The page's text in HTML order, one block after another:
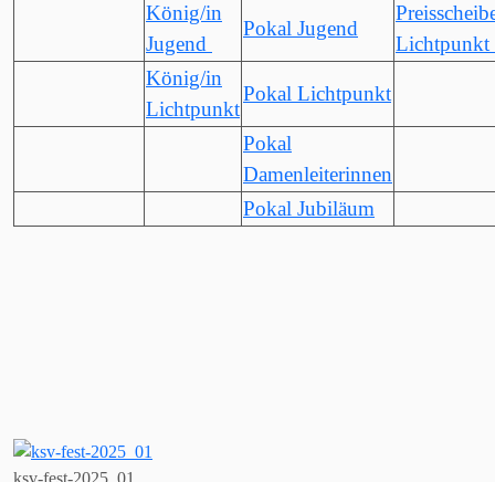
König/in
Jugend
Pokal Jugend
Lichtpunkt
König/in
Lichtpunkt
Pokal Lichtpunkt
Pokal
Damenleiterinnen
Pokal Jubiläum
ksv-fest-2025_01